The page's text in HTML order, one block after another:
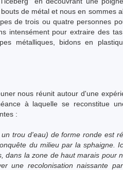
de métal et nous en sommes
de trois ou quatre personnes
intensément pour extraire des
métalliques, bidons en
nous réunit autour d'une
à laquelle se reconstitue
:
trou d'eau) de forme ronde est
du milieu par la sphaigne.
dans la zone de haut marais pour
une recolonisation naissante